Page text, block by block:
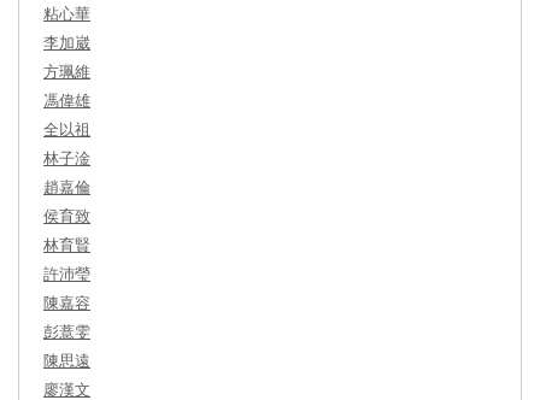
粘心華
李加崴
方珮維
馮偉雄
全以祖
林子淦
趙嘉倫
侯育致
林育賢
許沛瑩
陳嘉容
彭薏雯
陳思遠
廖漢文